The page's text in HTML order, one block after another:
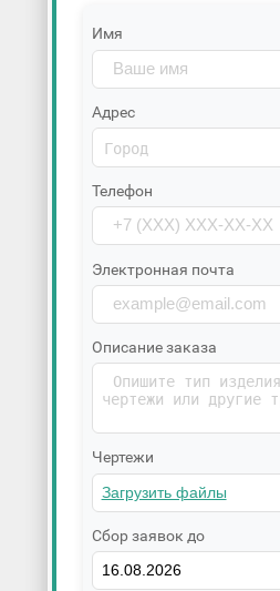
Имя
Адрес
Телефон
Электронная почта
Описание заказа
Чертежи
Сбор заявок до